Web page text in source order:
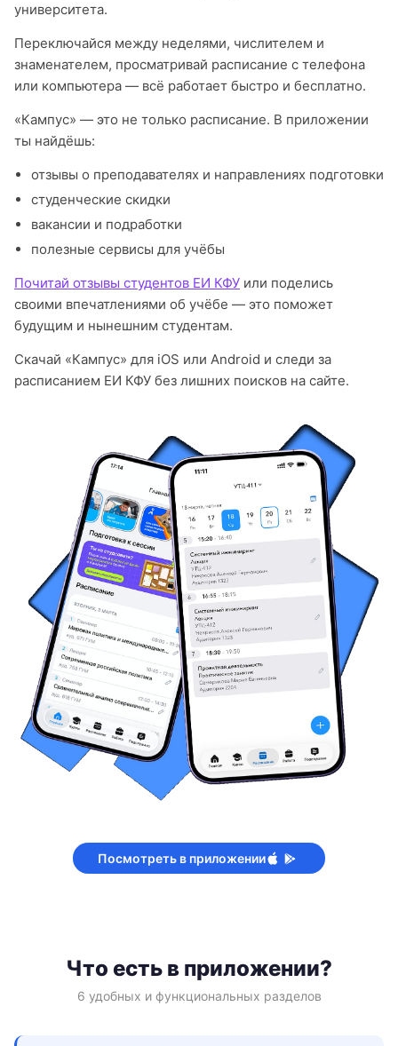
университета.
Переключайся между неделями, числителем и
знаменателем, просматривай расписание с телефона
или компьютера — всё работает быстро и бесплатно.
«Кампус» — это не только расписание. В приложении
ты найдёшь:
отзывы о преподавателях и направлениях подготовки
студенческие скидки
вакансии и подработки
полезные сервисы для учёбы
Почитай отзывы студентов ЕИ КФУ или поделись
своими впечатлениями об учёбе — это поможет
будущим и нынешним студентам.
Скачай «Кампус» для iOS или Android и следи за
расписанием ЕИ КФУ без лишних поисков на сайте.
Посмотреть в приложении
Что есть в приложении?
6 удобных и функциональных разделов